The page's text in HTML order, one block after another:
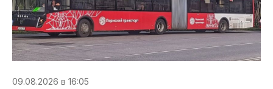
09.08.2026 в 16:05